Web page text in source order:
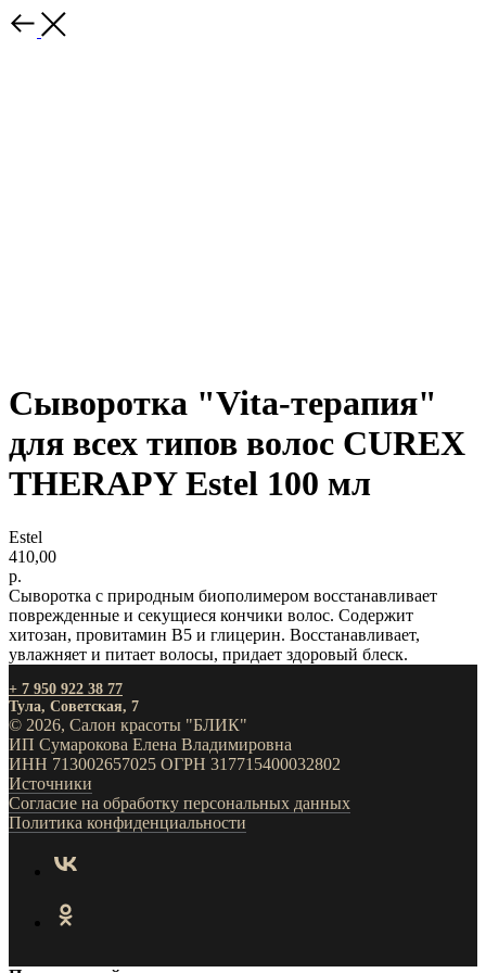
Сыворотка "Vita-терапия"
для всех типов волос CUREX
THERAPY Estel 100 мл
Estel
410,00
р.
Сыворотка с природным биополимером восстанавливает
поврежденные и секущиеся кончики волос. Содержит
хитозан, провитамин В5 и глицерин. Восстанавливает,
увлажняет и питает волосы, придает здоровый блеск.
+ 7 950 922 38 77
Тула, Советская, 7
© 2026, Салон красоты "БЛИК"
ИП Сумарокова Елена Владимировна
ИНН 713002657025 ОГРН 317715400032802
Источники
Согласие на обработку персональных данных
Политика конфиденциальности